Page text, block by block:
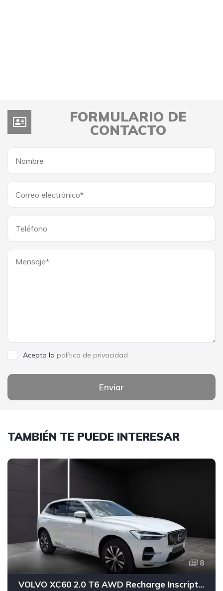
FORMULARIO DE
CONTACTO
Acepto la política de privacidad
Enviar
TAMBIÉN TE PUEDE INTERESAR
8
VOLVO XC60 2.0 T6 AWD Recharge Inscription Exp Auto